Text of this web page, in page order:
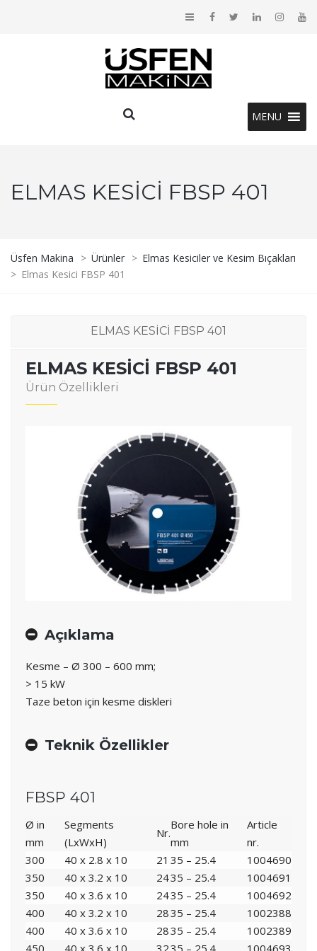
MENU
ELMAS KESICI FBSP 401
Üsfen Makina > Ürünler > Elmas Kesiciler ve Kesim Bıçakları
> Elmas Kesici FBSP 401
ELMAS KESİCİ FBSP 401
ELMAS KESİCİ FBSP 401
Ürün Özellikleri
Açıklama
Kesme – Ø 300 – 600 mm;
> 15 kW
Taze beton için kesme diskleri
Teknik Özellikler
FBSP 401
Ø in
mm
Segments
(LxWxH)
Nr.
Bore hole in
mm
Article
nr.
300
40 x 2.8 x 10 21 35 – 25.4
1004690
350
40 x 3.2 x 10 2435 – 25.4
1004691
350
40 x 3.6 x 10 2435 – 25.4
1004692
400
40 x 3.2 x 10 2835 – 25.4
1002388
400
40 x 3.6 x 10 2835 – 25.4
1002389